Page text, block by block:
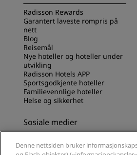
Radisson Rewards
Garantert laveste rompris på
nett
Blog
Reisemål
Nye hoteller og hoteller under
utvikling
Radisson Hotels APP
Sportsgodkjente hoteller
Familievennlige hoteller
Helse og sikkerhet
Sosiale medier
Denne nettsiden bruker